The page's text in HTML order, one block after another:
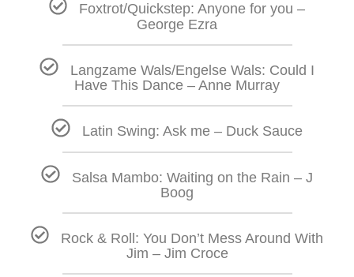
Foxtrot/Quickstep: Anyone for you –
George Ezra
Langzame Wals/Engelse Wals: Could I
Have This Dance – Anne Murray
Latin Swing: Ask me – Duck Sauce
Salsa Mambo: Waiting on the Rain – J
Boog
Rock & Roll: You Don’t Mess Around With
Jim – Jim Croce